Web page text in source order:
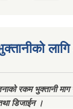
रकम भुक्तानी
डिजाईन ।